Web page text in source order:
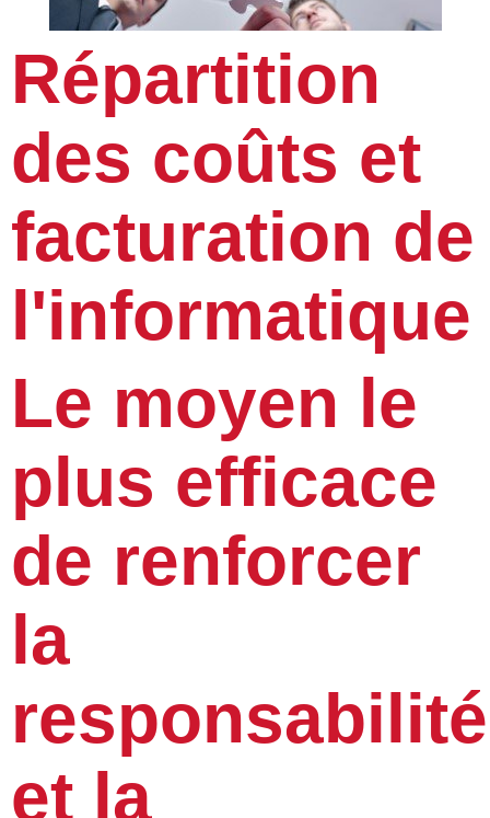
Répartition
des coûts et
facturation de
l'informatique
Le moyen le
plus efficace
de renforcer
la
responsabilité
et la